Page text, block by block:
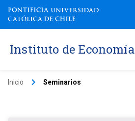
Instituto de Economía
Inicio keyboard_arrow_right Seminarios